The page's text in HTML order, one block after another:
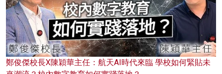
鄭俊傑校長X陳穎華主任：航天AI時代來臨 學校如何緊貼未